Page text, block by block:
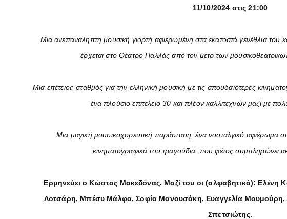
11/10/2024 στις 21:00
Μια ανεπανάληπτη μουσική γιορτή αφιερωμένη στα εκατοστά γενέθλια
έρχεται στο Θέατρο Παλλάς από τον μετρ των
Μια επέτειος-σταθμός για την ελληνική μουσική με τις σπουδαιότερες
ένα πλούσιο επιτελείο 30 και πλέον καλλιτεχνών μαζί με
Μια μαγική μουσικοχορευτική παράσταση, ένα νοσταλγικό αφιέρωμα
κινηματογραφικά του τραγούδια, που φέτος συμπληρώνει
Ερμηνεύει ο Κώστας Μακεδόνας. Μαζί του οι (αλφαβητικά):
Λοτσάρη, Μπέσυ Μάλφα, Σοφία Μανουσάκη, Ευαγγελία Μουμούρη,
Σπετσιώτης.